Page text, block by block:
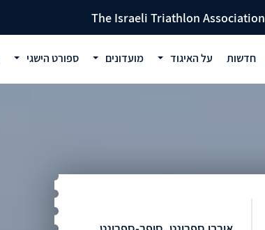
The Israeli Triathlon Association
חדשות על האיגוד מועדונים ספורט הישגי